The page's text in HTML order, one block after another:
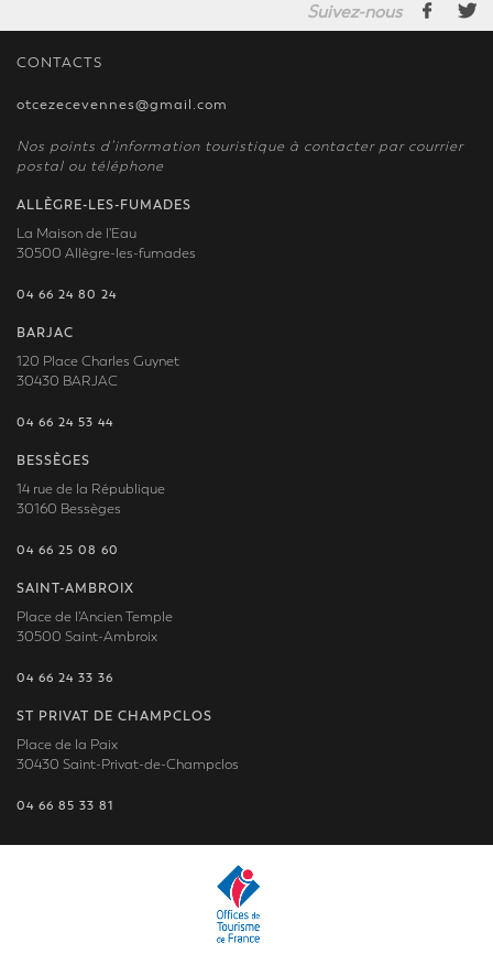
Suivez-nous
CONTACTS
otcezecevennes@gmail.com
Nos points d’information touristique à contacter par courrier
postal ou téléphone
ALLÈGRE-LES-FUMADES
La Maison de l'Eau
30500 Allègre-les-fumades
04 66 24 80 24
BARJAC
120 Place Charles Guynet
30430 BARJAC
04 66 24 53 44
BESSÈGES
14 rue de la République
30160 Bessèges
04 66 25 08 60
SAINT-AMBROIX
Place de l'Ancien Temple
30500 Saint-Ambroix
04 66 24 33 36
ST PRIVAT DE CHAMPCLOS
Place de la Paix
30430 Saint-Privat-de-Champclos
04 66 85 33 81